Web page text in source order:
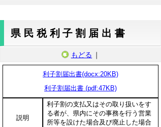
県民税利子割届出書
もどる ｜
利子割届出書(docx:20KB)
利子割届出書 (pdf:47KB)
説明
利子割の支払又はその取り扱いをす
る者が、県内にその事務を行う営業
所等を設けた場合及び廃止した場合